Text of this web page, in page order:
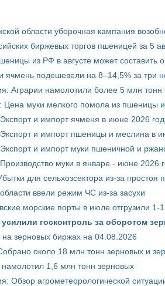
области уборочная кампания
биржевых торгов пшеницей за 5
из РФ в августе может составить
ячмень подешевели на 8–14,5% за три
Аграрии намолотили более 5 млн тонн
Цена муки мелкого помола из пшеницы
и импорт ячменя в июне 2026
и импорт пшеницы и меслина в
и импорт муки пшеничной и
муки в январе - июне 2026
для сельхозсектора из-за простоя
ввели режим ЧС из-за засухи
морские порты в июле отгрузили
госконтроль за оборотом
на зерновых биржах на 04.08.2026
около 18 млн тонн зерновых и
намолотил 1,6 млн тонн зерновых
Обзор агрометеорологической